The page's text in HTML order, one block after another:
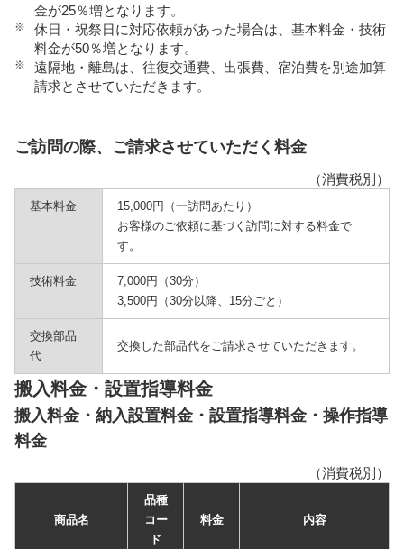
金が25％増となります。
※
休日・祝祭日に対応依頼があった場合は、基本料金・技術
料金が50％増となります。
※
遠隔地・離島は、往復交通費、出張費、宿泊費を別途加算
請求とさせていただきます。
ご訪問の際、ご請求させていただく料金
（消費税別）
基本料金
15,000円（一訪問あたり）
お客様のご依頼に基づく訪問に対する料金で
す。
技術料金
7,000円（30分）
3,500円（30分以降、15分ごと）
交換部品
代
交換した部品代をご請求させていただきます。
搬入料金・設置指導料金
搬入料金・納入設置料金・設置指導料金・操作指導
料金
（消費税別）
商品名
品種
コー
ド
料金 内容